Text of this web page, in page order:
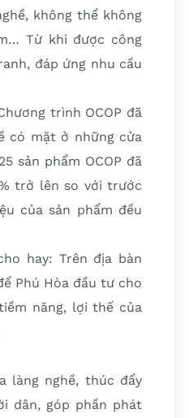
không thể không
Từ khi được công
đáp ứng nhu cầu
trình OCOP đã
có mặt ở những cửa
sản phẩm OCOP đã
trở lên so với trước
của sản phẩm đều
hay: Trên địa bàn
Phú Hòa đầu tư cho
năng, lợi thế của
làng nghề, thúc đẩy
dân, góp phần phát